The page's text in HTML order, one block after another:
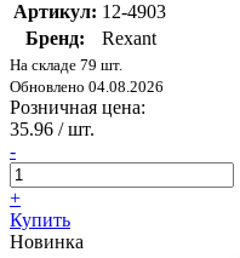
Артикул: 12-4903
Бренд:
Rexant
На складе 79 шт.
Обновлено 04.08.2026
Розничная цена:
35.96 / шт.
-
+
Купить
Новинка